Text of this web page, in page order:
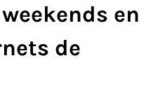
en
de